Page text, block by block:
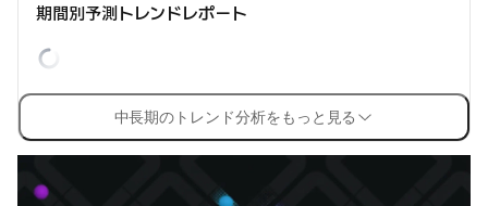
期間別予測トレンドレポート
中長期のトレンド分析をもっと見る